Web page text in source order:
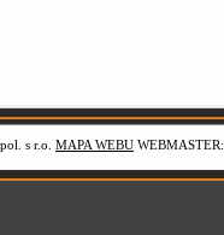
s r.o. MAPA WEBU WEBMASTER: